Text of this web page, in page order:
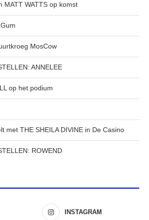
MATT WATTS op komst
MosCow
ANNELEE
op het podium
met THE SHEILA DIVINE in De Casino
ROWEND
INSTAGRAM